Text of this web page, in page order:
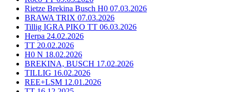
Rietze Brekina Busch H0 07.03.2026
BRAWA TRIX 07.03.2026
Tillig IGRA PIKO TT 06.03.2026
Herpa 24.02.2026
TT 20.02.2026
H0 N 18.02.2026
BREKINA, BUSCH 17.02.2026
TILLIG 16.02.2026
REE+LSM 12.01.2026